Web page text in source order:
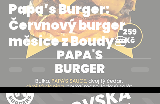
Papa’s Burger:
Červnový burger
měsíce z Boudy🍔